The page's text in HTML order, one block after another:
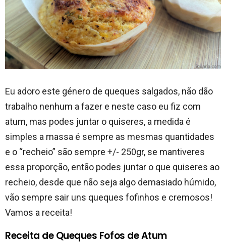
Eu adoro este género de queques salgados, não dão
trabalho nenhum a fazer e neste caso eu fiz com
atum, mas podes juntar o quiseres, a medida é
simples a massa é sempre as mesmas quantidades
e o “recheio” são sempre +/- 250gr, se mantiveres
essa proporção, então podes juntar o que quiseres ao
recheio, desde que não seja algo demasiado húmido,
vão sempre sair uns queques fofinhos e cremosos!
Vamos a receita!
Receita de Queques Fofos de Atum